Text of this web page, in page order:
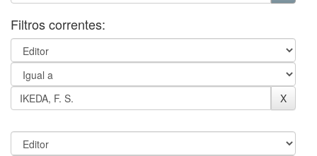
Filtros correntes: